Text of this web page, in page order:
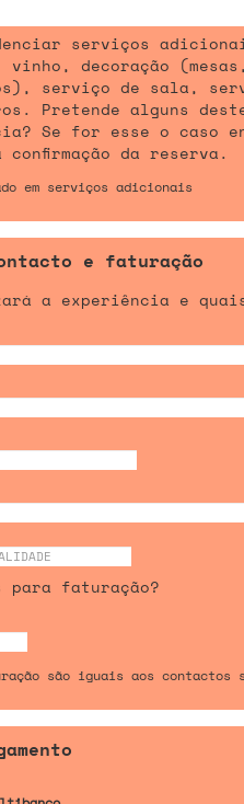
serviços
vinho, decoração
serviço de sala,
Pretende alguns
Se for esse o caso
da reserva.
em serviços adicionais
e faturação
a experiência e
para faturação?
são iguais aos contactos